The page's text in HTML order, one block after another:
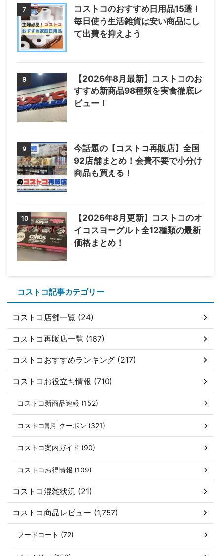
7
コストコのおすすめ日用品15選！
毎日使う生活雑貨は安い商品にし
て出費を抑えよう
8
【2026年8月最新】コストコのお
すすめ新商品98種類を実食徹底レ
ビュー！
9
今話題の【コストコ再販店】全国
92店舗まとめ！会費不要で小分け
商品も買える！
10
【2026年8月更新】コストコのオ
イコスヨーグルト全12種類の最新
価格まとめ！
コストコ記事カテゴリー
コストコ店舗一覧 (24)
コストコ再販店一覧 (167)
コストコおすすめランキング (217)
コストコお役立ち情報 (710)
コストコ新商品速報 (152)
コストコ割引クーポン (321)
コストコ案内ガイド (90)
コストコお得情報 (109)
コストコ混雑状況 (21)
コストコ商品レビュー (1,757)
フードコート (72)